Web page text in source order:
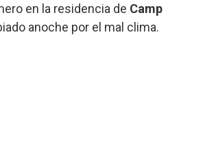
en la residencia de Camp
anoche por el mal clima.